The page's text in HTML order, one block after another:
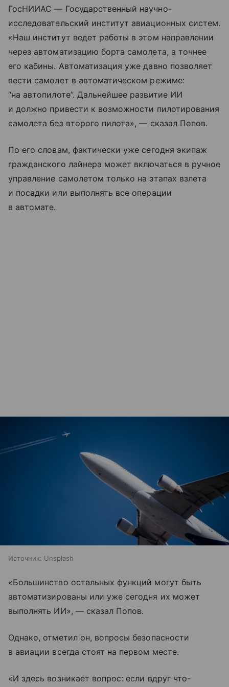
ГосНИИАС — Государственный научно-
исследовательский институт авиационных систем.
«Наш институт ведет работы в этом направлении
через автоматизацию борта самолета, а точнее
его кабины. Автоматизация уже давно позволяет
вести самолет в автоматическом режиме:
“на автопилоте”. Дальнейшее развитие ИИ
и должно привести к возможности пилотирования
самолета без второго пилота», — сказал Попов.
По его словам, фактически уже сегодня экипаж
гражданского лайнера может включаться в ручное
управление самолетом только на этапах взлета
и посадки или выполнять все операции
в автомате.
Источник: Unsplash
«Большинство остальных функций могут быть
автоматизированы или уже сегодня их может
выполнять ИИ», — сказал Попов.
Однако, отметил он, вопросы безопасности
в авиации всегда стоят на первом месте.
«И здесь возникает вопрос: если вдруг что-